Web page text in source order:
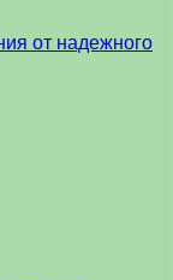
от надежного